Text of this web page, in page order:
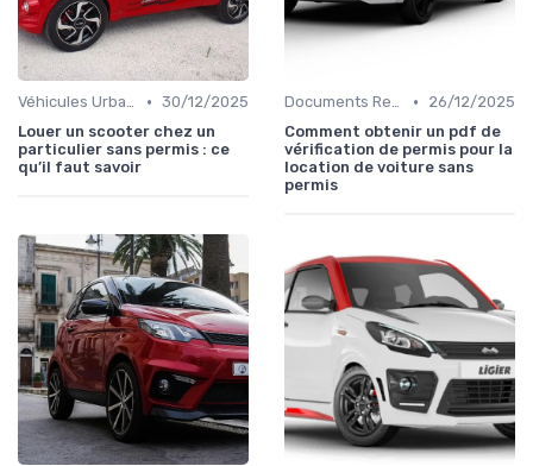
Véhicules Urbains • 30/12/2025
Louer un scooter chez un
particulier sans permis : ce
qu’il faut savoir
Documents Requis pour la Location •
26/12/2025
Comment obtenir un pdf de
vérification de permis pour la
location de voiture sans
permis